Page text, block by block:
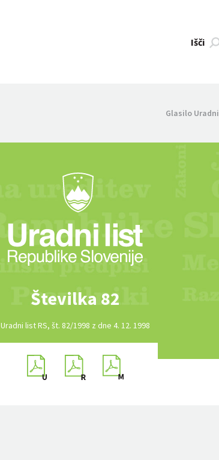
Išči
Glasilo
Številka 82
Uradni list RS, št. 82/1998 z dne 4. 12. 1998